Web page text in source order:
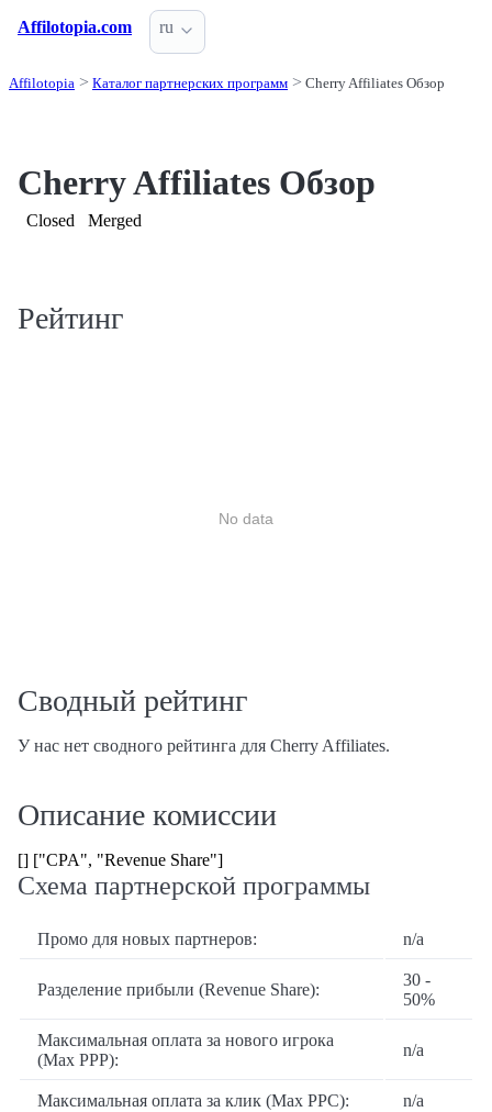
Affilotopia.com ru
Affilotopia Каталог партнерских программ Cherry Affiliates Обзор
Cherry Affiliates Обзор
Closed Merged
Рейтинг
No data
Сводный рейтинг
У нас нет сводного рейтинга для Cherry Affiliates.
Описание комиссии
[] ["CPA", "Revenue Share"]
Схема партнерской программы
Промо для новых партнеров: n/a
Разделение прибыли (Revenue Share):
30 -
50%
Максимальная оплата за нового игрока
(Max PPP):
n/a
Максимальная оплата за клик (Max PPC): n/a